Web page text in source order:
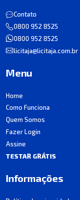
Contato
0800 952 8525
0800 952 8525
licitaja@licitaja.com.br
Menu
Home
Como Funciona
Quem Somos
Fazer Login
Assine
TESTAR GRÁTIS
Informações